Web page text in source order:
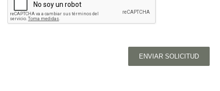
ENVIAR SOLICITUD